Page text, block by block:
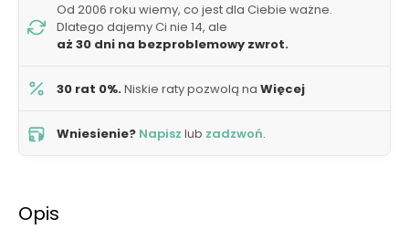
Od 2006 roku wiemy, co jest dla Ciebie ważne.
Dlatego dajemy Ci nie 14, ale
aż 30 dni na bezproblemowy zwrot.
30 rat 0%.Niskie raty pozwolą na Więcej
Wniesienie? Napisz lub zadzwoń.
Opis